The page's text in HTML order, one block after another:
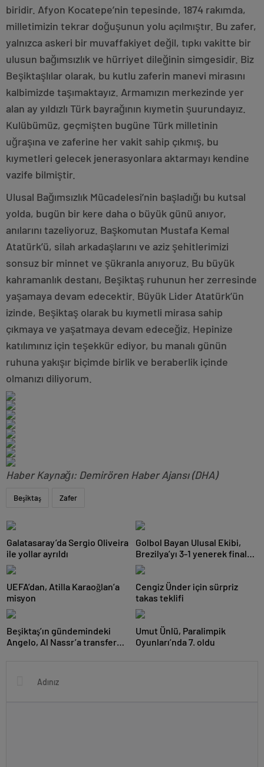
biridir. Afyon Kocatepe’nin tepesinde, 1874 rakımda,
milletimizin tekrar doğuşunun yolu açılmıştır. Bu zafer,
yalnızca askeri bir muvaffakiyet değil, tıpkı vakitte bir
ulusun bağımsızlık ve hürriyet dileğinin simgesidir. Biz
Beşiktaşlılar olarak, bu kutlu zaferin manevi mirasını
kalbimizde taşımaktayız. Armamızın merkezinde yer
alan ay yıldızlı Türk bayrağının kıymetin şuurundayız.
Kulübümüz, geçmişten bugüne Türk milletinin
uğraşına ve zaferine her vakit sahip çıkmış, bu
kıymetleri gelecek jenerasyonlara aktarmayı kendine
vazife bilmiştir.
Ulusal Bağımsızlık Mücadelesi’nin başladığı bu kutsal
yolda, bugün bir kere daha o büyük günü anıyor,
anılarını tazeliyoruz. Başkomutan Mustafa Kemal
Atatürk’ü, silah arkadaşlarını ve aziz şehitlerimizi
sonsuz bir minnet ve şükranla anıyoruz. Bu büyük
kahramanlık destanı, Beşiktaş ruhunun her zerresinde
yaşamaya devam edecektir. Büyük Lider Atatürk’ün
izinde, Beşiktaş olarak bu kıymetli mirasa sahip
çıkmaya ve yaşatmaya devam edeceğiz. Hepinize
katılımınız için teşekkür ediyor, bu manalı günün
ruhuna yakışır biçimde birlik ve beraberlik içinde
olmanızı diliyorum.
Haber Kaynağı: Demirören Haber Ajansı (DHA)
Beşiktaş Zafer
Galatasaray’da Sergio Oliveira
ile yollar ayrıldı
Golbol Bayan Ulusal Ekibi,
Brezilya’yı 3-1 yenerek finale
yükseldi
UEFA’dan, Atilla Karaoğlan’a
misyon
Cengiz Ünder için sürpriz
takas teklifi
Beşiktaş’ın gündemindeki
Angelo, Al Nassr’a transfer
Umut Ünlü, Paralimpik
Oyunları’nda 7. oldu